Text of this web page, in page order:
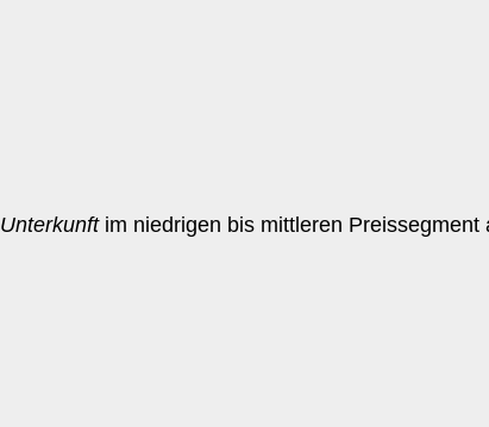
Unterkunftim niedrigen bis mittleren